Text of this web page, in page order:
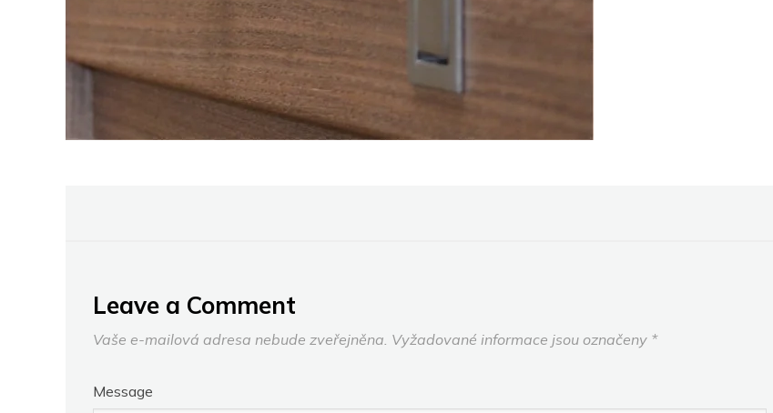
Leave a Comment
Vaše e-mailová adresa nebude zveřejněna. Vyžadované informace jsou označeny *
Message